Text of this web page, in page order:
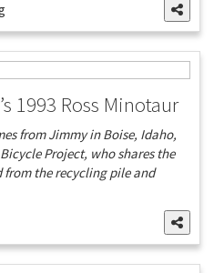
1993 Ross Minotaur
from Jimmy in Boise, Idaho,
Project, who shares the
from the recycling pile and